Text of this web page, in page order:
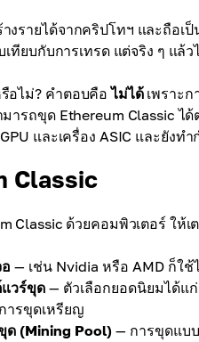
งรายได้จากคริปโทฯ และถือ
เทียบกับการเทรด แต่จริง ๆ แ
อไม่? คำตอบคือไม่ได้เพราะก
ารถขุด Ethereum Classic ไ
และเครื่อง ASIC และยังท
Classic
Classic ด้วยคอมพิวเตอร์ ใ
— เช่น Nvidia หรือ AMD ก็ใ
วร์ขุด — ตัวเลือกยอดนิยมได้แ
ารขุดเหรียญ
ด (Mining Pool) — การขุดแบ